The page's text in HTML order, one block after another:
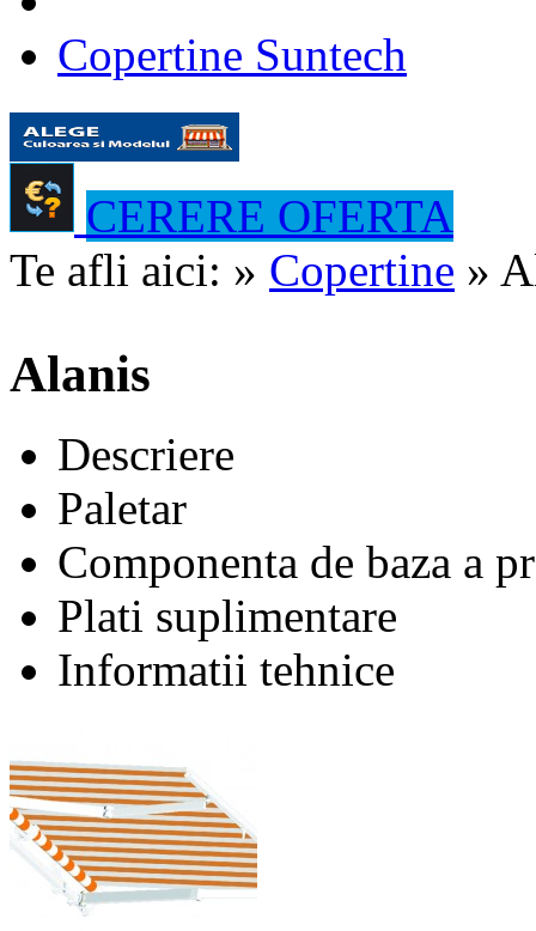
Copertine Suntech
CERERE OFERTA
Te afli aici: » Copertine »
Alanis
Descriere
Paletar
Componenta de baza a
Plati suplimentare
Informatii tehnice